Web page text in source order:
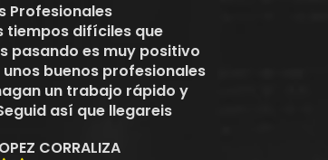
Profesionales
tiempos difíciles que
pasando es muy positivo
buenos profesionales
un trabajo rápido y
así que llegareis
CORRALIZA